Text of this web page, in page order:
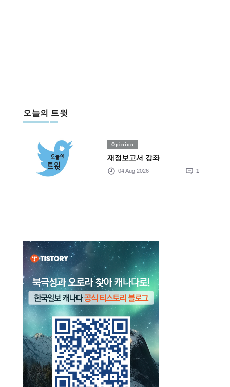
오늘의 트윗
Opinion
재정보고서 강좌
04 Aug 2026 1